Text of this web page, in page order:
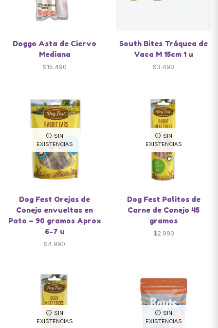
Doggo Asta de Ciervo
Mediana
$15.490
South Bites Tráquea de
Vaca M 15cm 1 u
$3.490
SIN
EXISTENCIAS
Dog Fest Orejas de
Conejo envueltas en
Pato – 90 gramos Aprox
6-7 u
$4.990
SIN
EXISTENCIAS
Dog Fest Palitos de
Carne de Conejo 45
gramos
$2.990
SIN
EXISTENCIAS
SIN
EXISTENCIAS